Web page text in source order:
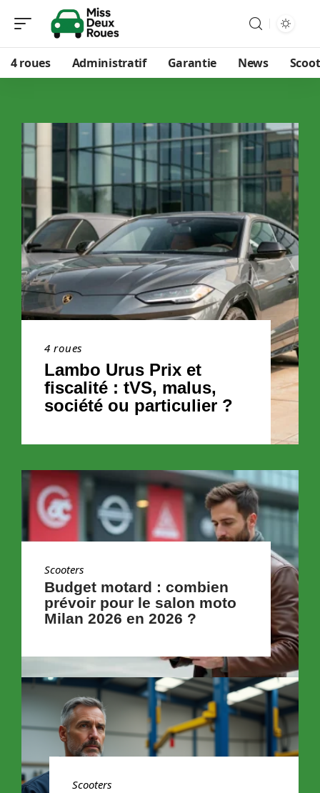
4 roues Administratif Garantie News
4 roues
Lambo Urus Prix et
fiscalité : tVS, malus,
société ou particulier ?
Scooters
Budget motard : combien
prévoir pour le salon moto
Milan 2026 en 2026 ?
Scooters